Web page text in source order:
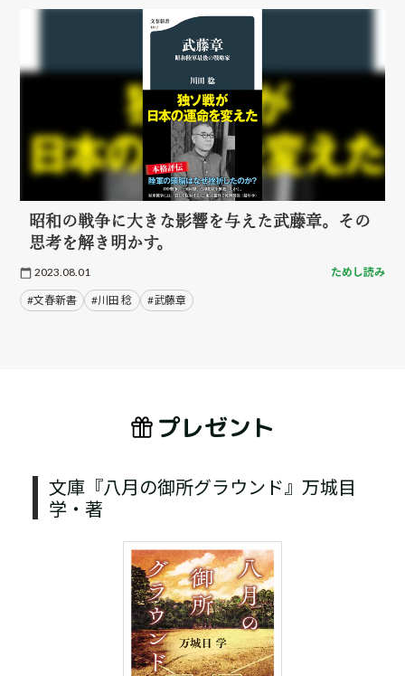
昭和の戦争に大きな影響を与えた武藤章。その
思考を解き明かす。
2023.08.01 ためし読み
#文春新書 #川田 稔 #武藤章
プレゼント
文庫『八月の御所グラウンド』万城目
学・著